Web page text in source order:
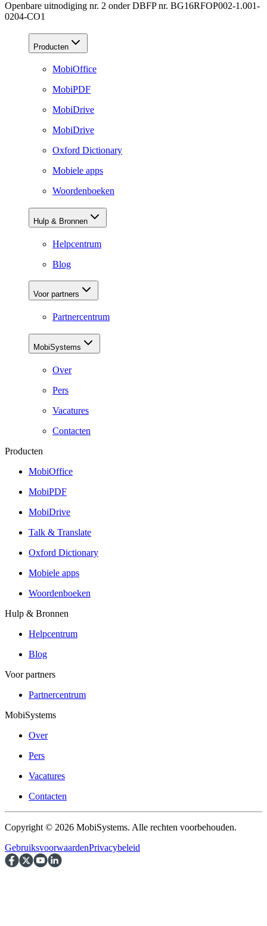
Openbare uitnodiging nr. 2 onder DBFP nr. BG16RFOP002-1.001-
0204-CO1
Producten
MobiOffice
MobiPDF
MobiDrive
MobiDrive
Oxford Dictionary
Mobiele apps
Woordenboeken
Hulp & Bronnen
Helpcentrum
Blog
Voor partners
Partnercentrum
MobiSystems
Over
Pers
Vacatures
Contacten
Producten
MobiOffice
MobiPDF
MobiDrive
Talk & Translate
Oxford Dictionary
Mobiele apps
Woordenboeken
Hulp & Bronnen
Helpcentrum
Blog
Voor partners
Partnercentrum
MobiSystems
Over
Pers
Vacatures
Contacten
Copyright © 2026 MobiSystems. Alle rechten voorbehouden.
GebruiksvoorwaardenPrivacybeleid